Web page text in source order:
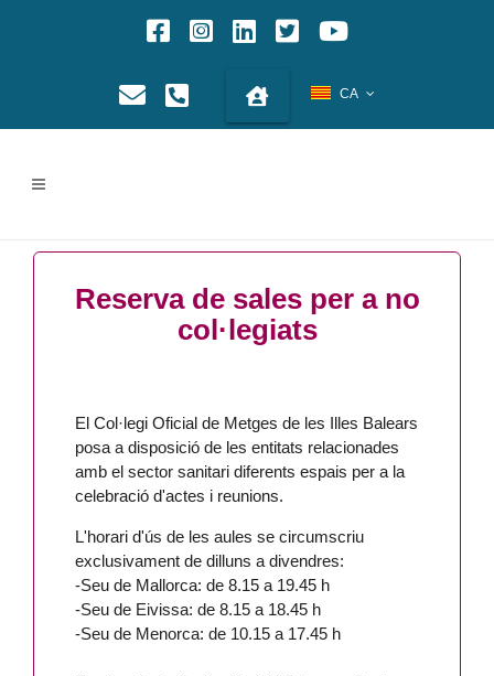
CA
Reserva de sales per a no
col·legiats
El Col·legi Oficial de Metges de les Illes Balears
posa a disposició de les entitats relacionades
amb el sector sanitari diferents espais per a la
celebració d'actes i reunions.
L'horari d'ús de les aules se circumscriu
exclusivament de dilluns a divendres:
-Seu de Mallorca: de 8.15 a 19.45 h
-Seu de Eivissa: de 8.15 a 18.45 h
-Seu de Menorca: de 10.15 a 17.45 h